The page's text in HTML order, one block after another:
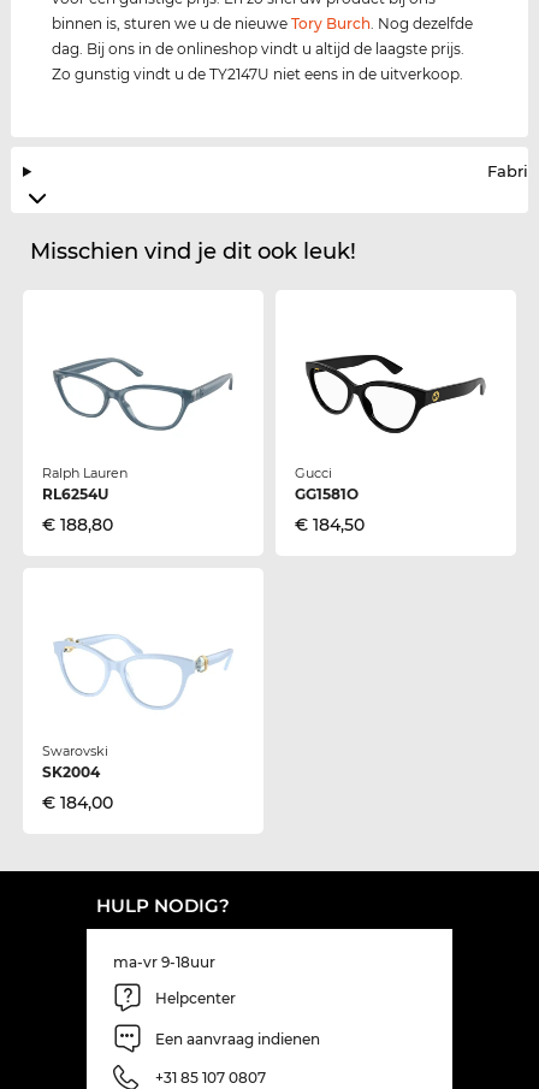
binnen is, sturen we u de nieuweTory Burch. Nog dezelfde
dag. Bij ons in de onlineshop vindt u altijd de laagste prijs.
Zo gunstig vindt u de TY2147U niet eens in de uitverkoop.
Misschien vind je dit ook leuk!
Ralph Lauren
RL6254U
€ 188,80
Gucci
GG1581O
€ 184,50
Swarovski
SK2004
€ 184,00
HULP NODIG?
ma-vr 9-18uur
Helpcenter
Een aanvraag indienen
+31 85 107 0807